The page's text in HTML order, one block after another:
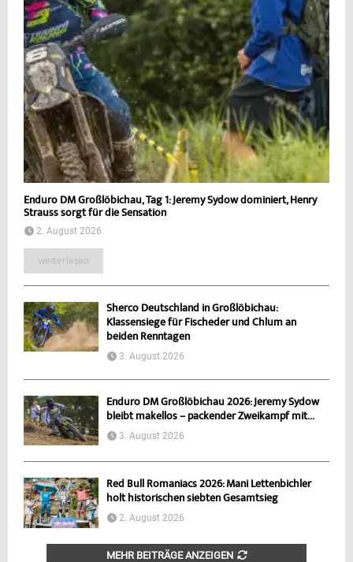
Enduro DM Großlöbichau, Tag 1: Jeremy Sydow dominiert, Henry
Strauss sorgt für die Sensation
2. August 2026
weiterlesen
Sherco Deutschland in Großlöbichau:
Klassensiege für Fischeder und Chlum an
beiden Renntagen
3. August 2026
Enduro DM Großlöbichau 2026: Jeremy Sydow
bleibt makellos – packender Zweikampf mit...
3. August 2026
Red Bull Romaniacs 2026: Mani Lettenbichler
holt historischen siebten Gesamtsieg
2. August 2026
MEHR BEITRÄGE ANZEIGEN